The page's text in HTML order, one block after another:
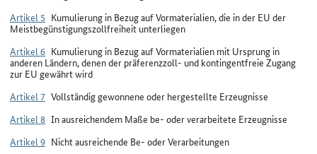
Artikel 5 Kumulierung in Bezug auf Vormaterialien, die in der EU der
Meistbegünstigungszollfreiheit unterliegen
Artikel 6 Kumulierung in Bezug auf Vormaterialien mit Ursprung in
anderen Ländern, denen der präferenzzoll- und kontingentfreie Zugang
zur EU gewährt wird
Artikel 7 Vollständig gewonnene oder hergestellte Erzeugnisse
Artikel 8 In ausreichendem Maße be- oder verarbeitete Erzeugnisse
Artikel 9 Nicht ausreichende Be- oder Verarbeitungen